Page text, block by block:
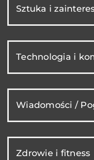
Sztuka i
Technologia i
Wiadomości /
Zdrowie i fitness